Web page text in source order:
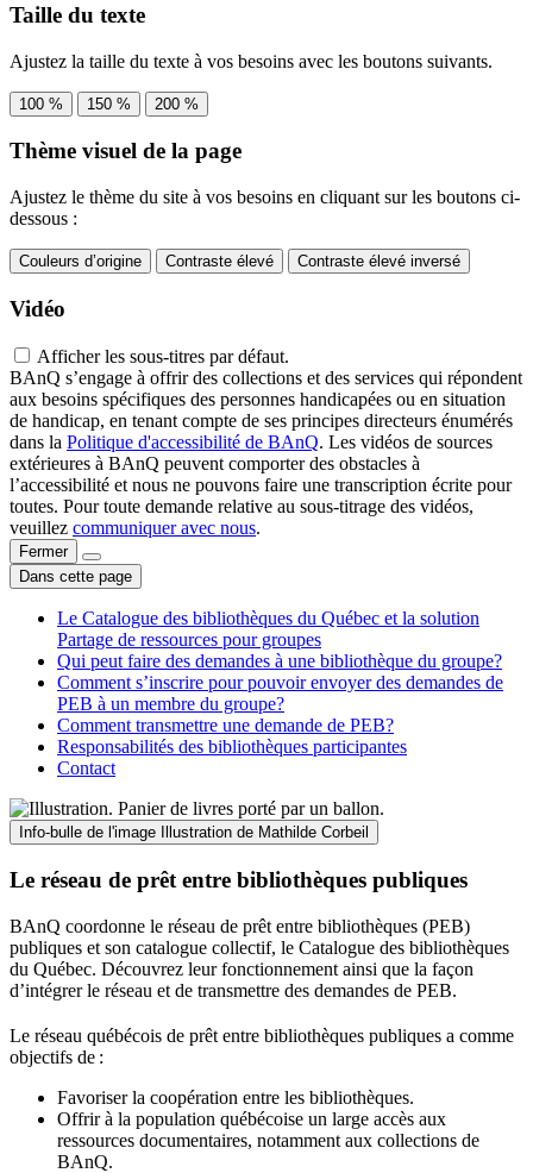
Taille du texte
Ajustez la taille du texte à vos besoins avec les boutons suivants.
100 % 150 % 200 %
Thème visuel de la page
Ajustez le thème du site à vos besoins en cliquant sur les boutons ci-
dessous :
Couleurs d’origine Contraste élevé Contraste élevé inversé
Vidéo
Afficher les sous-titres par défaut.
BAnQ s’engage à offrir des collections et des services qui répondent
aux besoins spécifiques des personnes handicapées ou en situation
de handicap, en tenant compte de ses principes directeurs énumérés
dans la Politique d'accessibilité de BAnQ. Les vidéos de sources
extérieures à BAnQ peuvent comporter des obstacles à
l’accessibilité et nous ne pouvons faire une transcription écrite pour
toutes. Pour toute demande relative au sous-titrage des vidéos,
veuillez communiquer avec nous.
Fermer
Dans cette page
Le Catalogue des bibliothèques du Québec et la solution
Partage de ressources pour groupes
Qui peut faire des demandes à une bibliothèque du groupe?
Comment s’inscrire pour pouvoir envoyer des demandes de
PEB à un membre du groupe?
Comment transmettre une demande de PEB?
Responsabilités des bibliothèques participantes
Contact
Info-bulle de l'image Illustration de Mathilde Corbeil
Le réseau de prêt entre bibliothèques publiques
BAnQ coordonne le réseau de prêt entre bibliothèques (PEB)
publiques et son catalogue collectif, le Catalogue des bibliothèques
du Québec. Découvrez leur fonctionnement ainsi que la façon
d’intégrer le réseau et de transmettre des demandes de PEB.
Le réseau québécois de prêt entre bibliothèques publiques a comme
objectifs de :
Favoriser la coopération entre les bibliothèques.
Offrir à la population québécoise un large accès aux
ressources documentaires, notamment aux collections de
BAnQ.